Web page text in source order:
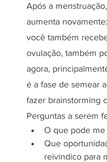
Após a
aumenta
você também
ovulação, também
agora,
é a fase de semear
fazer brainstorming
Perguntas a serem
O que pode
Que
reivindico para